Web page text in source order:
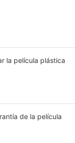
la película plástica
de la película